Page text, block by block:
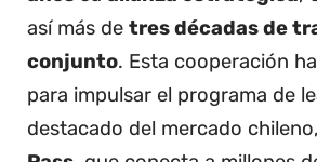
así más de tres décadas de
conjunto. Esta cooperación
para impulsar el programa de
destacado del mercado